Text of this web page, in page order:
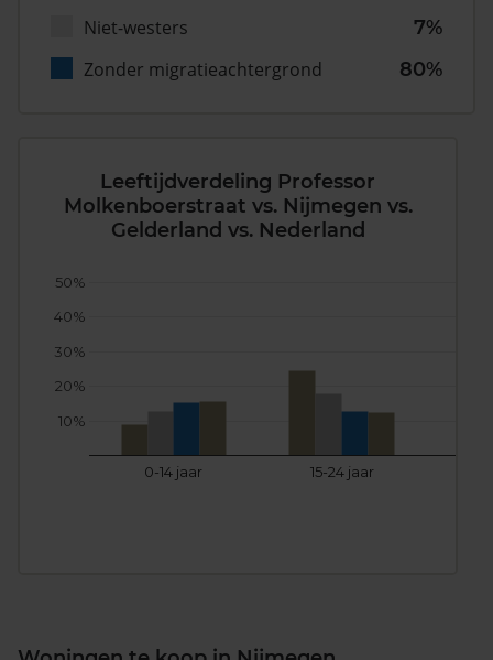
Niet-westers
7%
Zonder migratieachtergrond
80%
Leeftijdverdeling Professor
Molkenboerstraat vs. Nijmegen vs.
Gelderland vs. Nederland
0-14 jaar 15-24 jaar
10%
20%
30%
40%
50%